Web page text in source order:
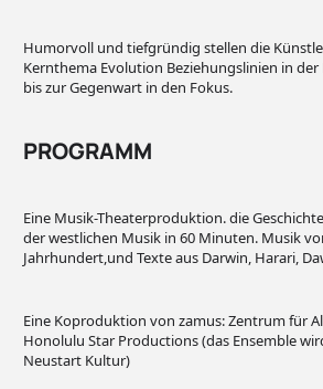
Humorvoll und tiefgründig stellen die
Kernthema Evolution Beziehungslinien in
bis zur Gegenwart in den Fokus.
PROGRAMM
Eine Musik-Theaterproduktion. die
der westlichen Musik in 60 Minuten. Musik
Jahrhundert,und Texte aus Darwin, Harari,
Eine Koproduktion von zamus: Zentrum für
Honolulu Star Productions (das Ensemble
Neustart Kultur)